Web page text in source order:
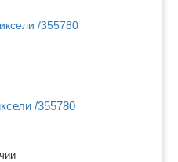
/355780